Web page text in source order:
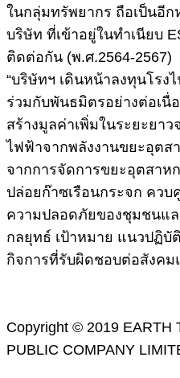
ในกลุ่มทรัพยากร ถือเป็นอี
บริษัท ที่เข้าอยู่ในทำเนียบ
ติดต่อกัน (พ.ศ.2564-2567)
“บริษัทฯ เดินหน้าลงทุนโร
ร่วมกับพันธมิตรอย่างต่อเนื่
สร้างมูลค่าเพิ่มในระยะยา
ไฟฟ้าจากพลังงานขยะอุตส
จากการจัดการขยะอุตสาห
ปล่อยก๊าซเรือนกระจก คว
ความปลอดภัยของชุมชนแ
กลยุทธ์ เป้าหมาย แนวปฏิบั
กิจการที่รับผิดชอบต่อสังคม
Copyright © 2019 EARTH
PUBLIC COMPANY